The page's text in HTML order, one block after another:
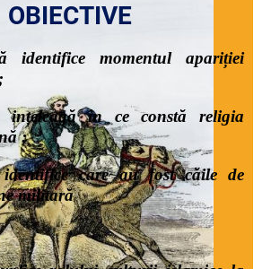
OBIECTIVE
identifice momentul apariției
în ce constă religia
;
care au fost căile de
militară